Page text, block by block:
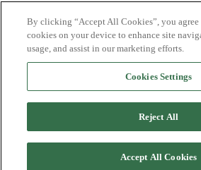
Nyhetsbrev
Ledige stillinger
Send inn manus
Agency
By clicking “Accept All Cookies”, you
cookies on your device to enhance site
usage, and assist in our marketing efforts.
Cookies Settings
Reject All
Accept All Cookies